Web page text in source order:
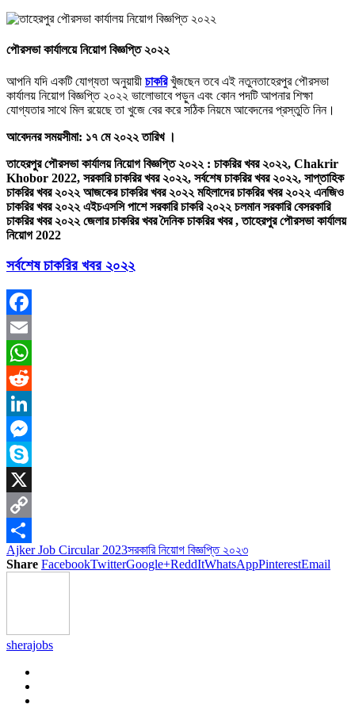
পৌরসভা কার্যালয়ে নিয়োগ বিজ্ঞপ্তি ২০২২
আপনি যদি একটি যোগ্যতা অনুয়ায়ী চাকরিখুঁজছেন তবে এই নতুনতাহেরপুর পৌরসভা
কার্যালয় নিয়োগ বিজ্ঞপ্তি ২০২২ ভালোভাবে পড়ুন এবং কোন পদটি আপনার শিক্ষা
যোগ্যতার সাথে মিল রয়েছে তা খুজে বের করে সঠিক নিয়মে আবেদনের প্রস্তুতি নিন।
আবেদনর সময়সীমা: ১৭ মে ২০২২ তারিখ ।
তাহেরপুর পৌরসভা কার্যালয় নিয়োগ বিজ্ঞপ্তি ২০২২ : চাকরির খবর ২০২২, Chakrir
Khobor 2022, সরকারি চাকরির খবর ২০২২, সর্বশেষ চাকরির খবর ২০২২, সাপ্তাহিক
চাকরির খবর ২০২২ আজকের চাকরির খবর ২০২২ মহিলাদের চাকরির খবর ২০২২ এনজিও
চাকরির খবর ২০২২ এইচএসসি পাশে সরকারি চাকরি ২০২২ চলমান সরকারি বেসরকারি
চাকরির খবর ২০২২ জেলার চাকরির খবর দৈনিক চাকরির খবর , তাহেরপুর পৌরসভা কার্যালয়
নিয়োগ 2022
সর্বশেষ চাকরির খবর ২০২২
Facebook
Email
WhatsApp
Reddit
LinkedIn
Messenger
Skype
X
Copy
Link
Share
Ajker Job Circular 2023সরকারি নিয়োগ বিজ্ঞপ্তি ২০২৩
Share FacebookTwitterGoogle+ReddItWhatsAppPinterestEmail
sherajobs